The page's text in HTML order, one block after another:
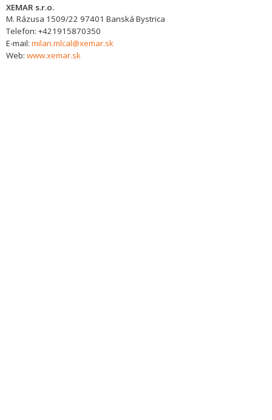
XEMAR s.r.o.
M. Rázusa 1509/22 97401 Banská Bystrica
Telefon: +421915870350
E-mail: milan.mlcal@xemar.sk
Web: www.xemar.sk